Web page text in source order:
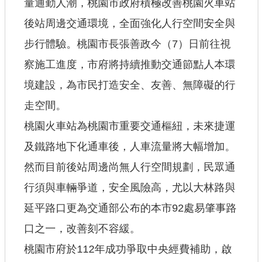
市政信箱
常見問答
桃園市政府
隱私權政策
網站安全政策
政府網站資料開放宣告
量通勤人潮，桃園市政府積極改善桃園火車站
後站周邊交通環境，全面強化人行空間安全與
步行體驗。桃園市長張善政今（7）日前往視
察施工進度，市府將持續推動交通節點人本環
境建設，為市民打造安全、友善、無障礙的行
走空間。
桃園火車站為桃園市重要交通樞紐，未來捷運
及鐵路地下化通車後，人車流量將大幅增加。
然而目前後站周邊尚無人行空間規劃，民眾通
行須與車輛爭道，安全風險高，尤以大林路與
延平路口更為交通部公布的本市92處易肇事路
口之一，改善刻不容緩。
桃園市府於112年成功爭取中央經費補助，啟